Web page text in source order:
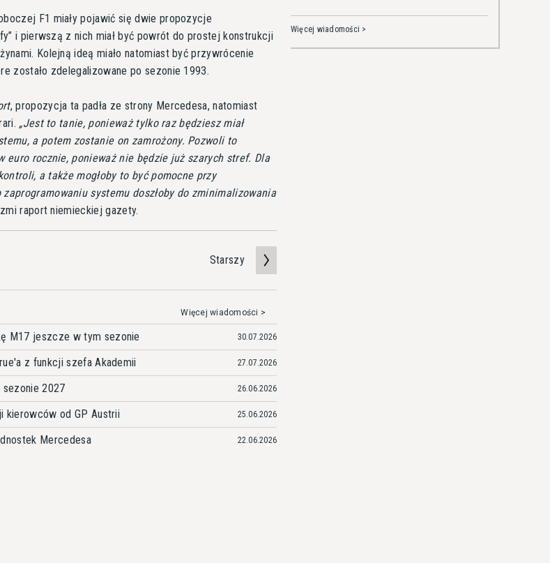
F1 miały pojawić się dwie propozycje
i pierwszą z nich miał być powrót do prostej konstrukcji
Kolejną ideą miało natomiast być przywrócenie
zostało zdelegalizowane po sezonie 1993.
, propozycja ta padła ze strony Mercedesa, natomiast
Jest to tanie, ponieważ tylko raz będziesz miał
a potem zostanie on zamrożony. Pozwoli to
euro rocznie, ponieważ nie będzie już szarych stref. Dla
a także mogłoby to być pomocne przy
systemu doszłoby do zminimalizowania
raport niemieckiej gazety.
Starszy
Więcej wiadomości >
M17 jeszcze w tym sezonie 30.07.2026
z funkcji szefa Akademii 27.07.2026
2027 26.06.2026
kierowców od GP Austrii 25.06.2026
Mercedesa 22.06.2026
Więcej wiadomości >